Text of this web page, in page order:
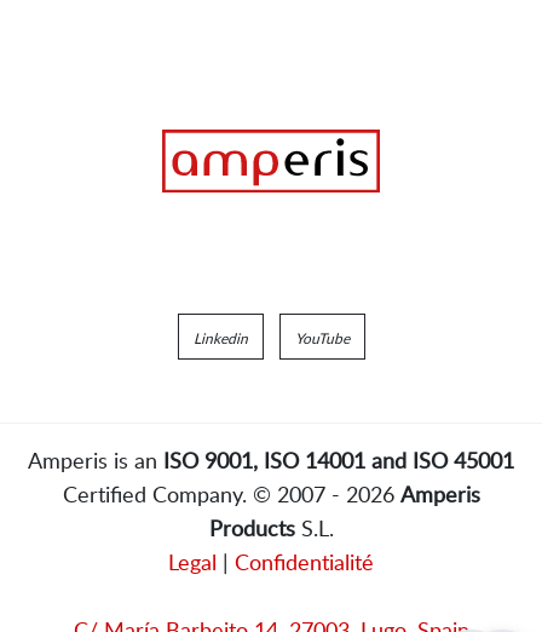
Linkedin YouTube
Amperis is an ISO 9001, ISO 14001 and ISO 45001
Certified Company. © 2007 - 2026 Amperis
ProductsS.L.
Legal | Confidentialité